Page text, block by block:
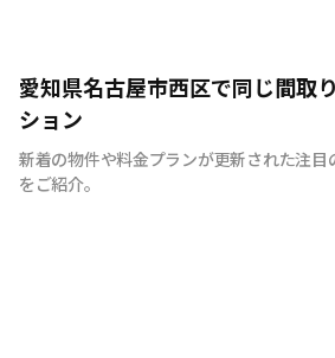
全国の主要都市を中心に、即日から
ーマンションやマンスリーマンショ
す。大学受験、単身赴任など様々な
ける『BraTTo×weekly＆monthly
い。 敷金・礼金はかかりません。電
愛知県名古屋市西区で同じ間取
ション
新着の物件や料金プランが更新された注
をご紹介。